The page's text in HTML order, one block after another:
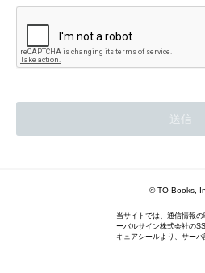
© TO Books,
当サイトでは、通信情報
ーバルサイン株式会社の
キュアシールより、サー